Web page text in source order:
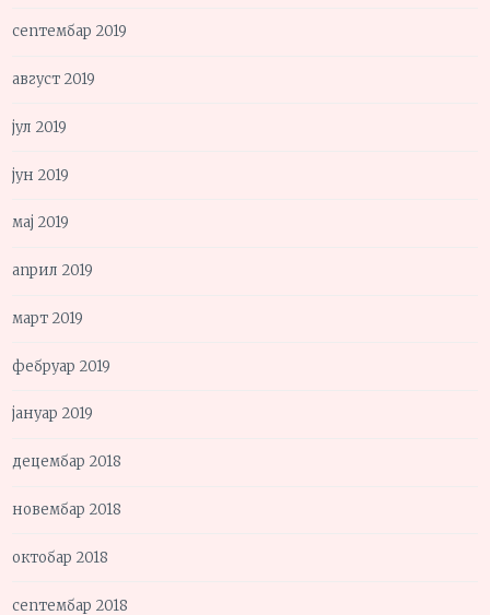
септембар 2019
август 2019
јул 2019
јун 2019
мај 2019
април 2019
март 2019
фебруар 2019
јануар 2019
децембар 2018
новембар 2018
октобар 2018
септембар 2018